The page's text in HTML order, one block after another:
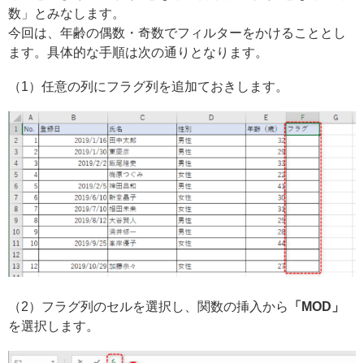
数」とみなします。
今回は、年齢の偶数・奇数でフィルターをかけることとし
ます。具体的な手順は次の通りとなります。
（1）任意の列にフラグ列を追加ておきします。
（2）フラグ列のセルを選択し、関数の挿入から
「MOD」
を選択します。